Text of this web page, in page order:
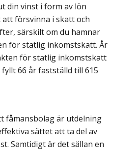
din vinst i form av lön
att försvinna i skatt och
särskilt om du hamnar
för statlig inkomstskatt. År
för statlig inkomstskatt
66 år fastställd till 615
fåmansbolag är utdelning
sättet att ta del av
Samtidigt är det sällan en